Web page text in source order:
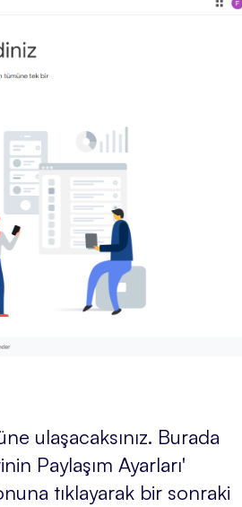
ulaşacaksınız. Burada
Paylaşım Ayarları'
tıklayarak bir sonraki